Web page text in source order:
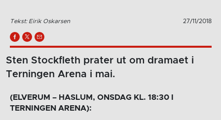
Tekst: Eirik Oskarsen 27/11/2018
Sten Stockfleth prater ut om dramaet i
Terningen Arena i mai.
(ELVERUM – HASLUM, ONSDAG KL. 18:30 I
TERNINGEN ARENA):